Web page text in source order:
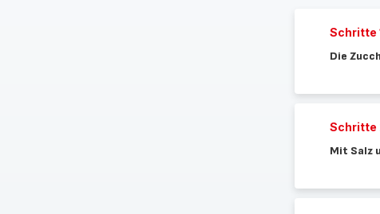
Schritte
Die
Schritte
Mit Salz